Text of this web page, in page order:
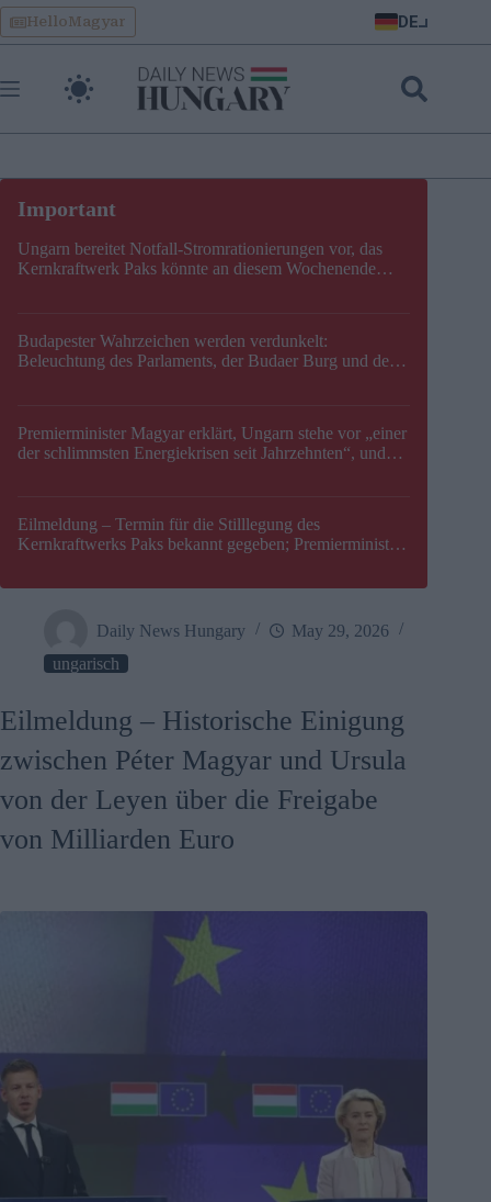
Skip
to
content
HelloMagyar DE
Ungarn bereitet Notfall-Stromrationierungen vor, das
Kernkraftwerk Paks könnte an diesem Wochenende
Budapester Wahrzeichen werden verdunkelt:
Beleuchtung des Parlaments, der Budaer Burg und der
Premierminister Magyar erklärt, Ungarn stehe vor „einer
der schlimmsten Energiekrisen seit Jahrzehnten“, und
Eilmeldung – Termin für die Stilllegung des
Kernkraftwerks Paks bekannt gegeben; Premierminister
Daily News Hungary
May 29, 2026
ungarisch
Eilmeldung – Historische Einigung
zwischen Péter Magyar und Ursula
von der Leyen über die Freigabe
von Milliarden Euro